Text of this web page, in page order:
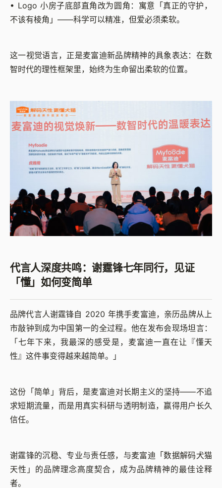
• Logo 小房子底部直角改为圆角：寓意「真正的守护，
不该有棱角」——科学可以精准，但爱必须柔软。
这一视觉语言，正是麦富迪新品牌精神的具象表达：在数
智时代的理性框架里，始终为生命留出柔软的位置。
代言人深度共鸣：谢霆锋七年同行，见证
「懂」如何变简单
品牌代言人谢霆锋自 2020 年携手麦富迪，亲历品牌从上
市敲钟到成为中国第一的全过程。他在发布会现场坦言：
「七年下来，我最深的感受是，麦富迪一直在让『懂天
性』这件事变得越来越简单。」
这份「简单」背后，是麦富迪对长期主义的坚持——不追
求短期流量，而是用真实科研与透明制造，赢得用户长久
信任。
谢霆锋的沉稳、专业与责任感，与麦富迪「数据解码犬猫
天性」的品牌理念高度契合，成为品牌精神的最佳诠释
者。